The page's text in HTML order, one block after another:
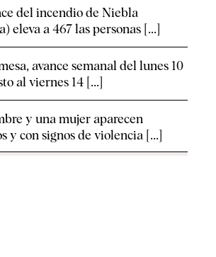
del incendio de Niebla
eleva a 467 las personas [...]
avance semanal del lunes 10
al viernes 14 [...]
y una mujer aparecen
y con signos de violencia [...]